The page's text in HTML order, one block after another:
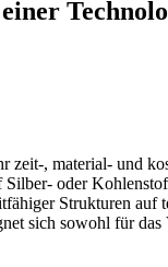
zeit-, material- und
oder
Strukturen
sich sowohl für